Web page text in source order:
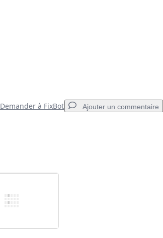
Demander à FixBot Ajouter un commentaire